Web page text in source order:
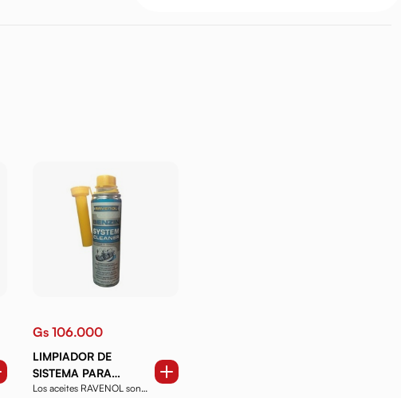
Gs 106.000
LIMPIADOR DE
SISTEMA PARA
NAFTEROS RAVENOL
Los aceites RAVENOL son